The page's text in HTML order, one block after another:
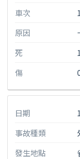
車次
原因
死
1
傷
日期
事故種類
發生地點